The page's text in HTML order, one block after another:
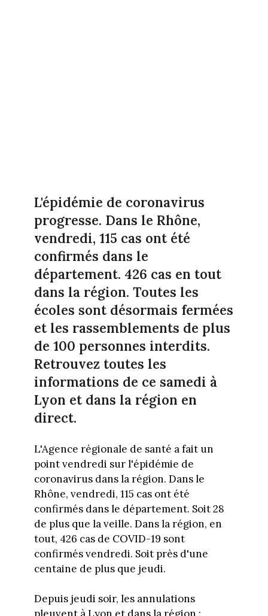
L'épidémie de coronavirus
progresse. Dans le Rhône,
vendredi, 115 cas ont été
confirmés dans le
département. 426 cas en tout
dans la région. Toutes les
écoles sont désormais fermées
et les rassemblements de plus
de 100 personnes interdits.
Retrouvez toutes les
informations de ce samedi à
Lyon et dans la région en
direct.
L'Agence régionale de santé a fait un
point vendredi sur l'épidémie de
coronavirus dans la région. Dans le
Rhône, vendredi, 115 cas ont été
confirmés dans le département. Soit 28
de plus que la veille. Dans la région, en
tout, 426 cas de COVID-19 sont
confirmés vendredi. Soit près d'une
centaine de plus que jeudi.
Depuis jeudi soir, les annulations